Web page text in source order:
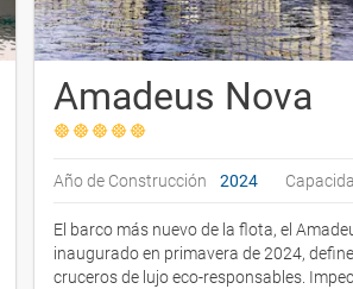
Amadeus Nova
Año de Construcción 2024
El barco más nuevo de la flota, el
inaugurado en primavera de 2024,
cruceros de lujo eco-responsables.